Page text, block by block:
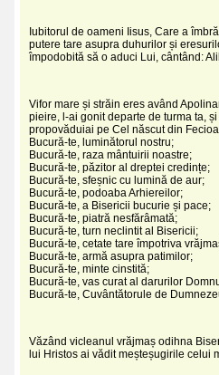
Iubitorul de oameni Iisus, Care a
putere tare asupra duhurilor și
împodobită să o aduci Lui, cântând:
Vifor mare și străin eres având
pieire, l-ai gonit departe de turma ta,
propovăduiai pe Cel născut din
Bucură-te, luminătorul nostru;
Bucură-te, raza mântuirii noastre;
Bucură-te, păzitor al dreptei credințe;
Bucură-te, sfeșnic cu lumină de aur;
Bucură-te, podoaba Arhiereilor;
Bucură-te, a Bisericii bucurie și pace;
Bucură-te, piatră nesfărâmată;
Bucură-te, turn neclintit al Bisericii;
Bucură-te, cetate tare împotriva
Bucură-te, armă asupra patimilor;
Bucură-te, minte cinstită;
Bucură-te, vas curat al darurilor
Bucură-te, Cuvântătorule de
Văzând vicleanul vrăjmaș odihna
lui Hristos ai vădit meșteșugirile celui